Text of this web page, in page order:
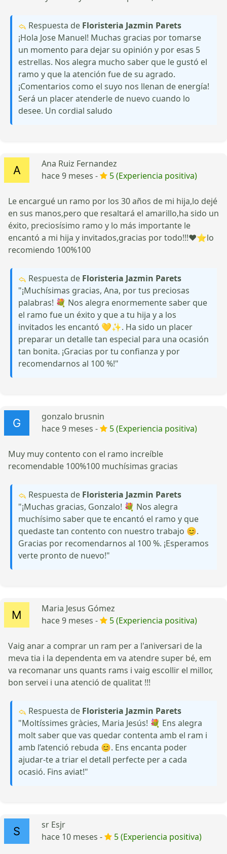
Respuesta de Floristeria Jazmin Parets
¡Hola Jose Manuel! Muchas gracias por tomarse
un momento para dejar su opinión y por esas 5
estrellas. Nos alegra mucho saber que le gustó el
ramo y que la atención fue de su agrado.
¡Comentarios como el suyo nos llenan de energía!
Será un placer atenderle de nuevo cuando lo
desee. Un cordial saludo
Ana Ruiz Fernandez
hace 9 meses -
5 (Experiencia positiva)
Le encargué un ramo por los 30 años de mi hija,lo dejé
en sus manos,pero que resaltará el amarillo,ha sido un
éxito, preciosísimo ramo y lo más importante le
encantó a mi hija y invitados,gracias por todo!!!❤️⭐lo
recomiendo 100%100
Respuesta de Floristeria Jazmin Parets
"¡Muchísimas gracias, Ana, por tus preciosas
palabras! 💐 Nos alegra enormemente saber que
el ramo fue un éxito y que a tu hija y a los
invitados les encantó 💛✨. Ha sido un placer
preparar un detalle tan especial para una ocasión
tan bonita. ¡Gracias por tu confianza y por
recomendarnos al 100 %!"
gonzalo brusnin
hace 9 meses -
5 (Experiencia positiva)
Muy muy contento con el ramo increíble
recomendable 100%100 muchísimas gracias
Respuesta de Floristeria Jazmin Parets
"¡Muchas gracias, Gonzalo! 💐 Nos alegra
muchísimo saber que te encantó el ramo y que
quedaste tan contento con nuestro trabajo 😊.
Gracias por recomendarnos al 100 %. ¡Esperamos
verte pronto de nuevo!"
Maria Jesus Gómez
hace 9 meses -
5 (Experiencia positiva)
Vaig anar a comprar un ram per a l'aniversari de la
meva tia i la dependenta em va atendre super bé, em
va recomanar uns quants rams i vaig escollir el millor,
bon servei i una atenció de qualitat !!!
Respuesta de Floristeria Jazmin Parets
"Moltíssimes gràcies, Maria Jesús! 💐 Ens alegra
molt saber que vas quedar contenta amb el ram i
amb l’atenció rebuda 😊. Ens encanta poder
ajudar-te a triar el detall perfecte per a cada
ocasió. Fins aviat!"
sr Esjr
hace 10 meses -
5 (Experiencia positiva)